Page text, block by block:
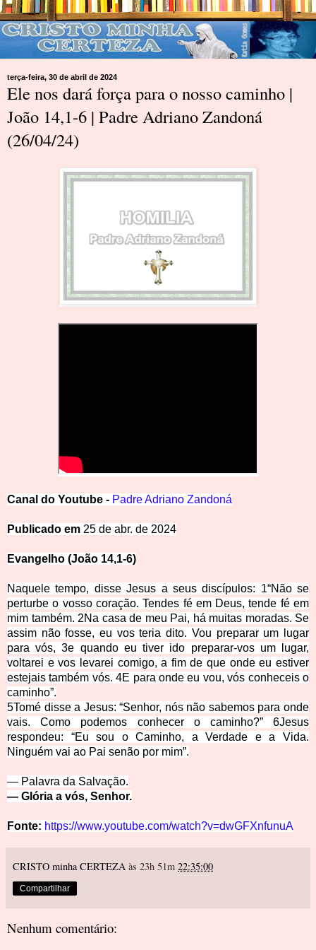
terça-feira, 30 de abril de 2024
Ele nos dará força para o nosso caminho |
João 14,1-6 | Padre Adriano Zandoná
(26/04/24)
Canal do Youtube - Padre Adriano Zandoná
Publicado em 25 de abr. de 2024
Evangelho (João 14,1-6)
Naquele tempo, disse Jesus a seus discípulos: 1“Não se
perturbe o vosso coração. Tendes fé em Deus, tende fé em
mim também. 2Na casa de meu Pai, há muitas moradas. Se
assim não fosse, eu vos teria dito. Vou preparar um lugar
para vós,3e quando eu tiver ido preparar-vos um lugar,
voltarei e vos levarei comigo, a fim de que onde eu estiver
estejais também vós.4E para onde eu vou, vós conheceis o
caminho”.
5Tomé disse a Jesus: “Senhor, nós não sabemos para onde
vais. Como podemos conhecer o caminho?” 6Jesus
respondeu: “Eu sou o Caminho, a Verdade e a Vida.
Ninguém vai ao Pai senão por mim”.
— Palavra da Salvação.
— Glória a vós, Senhor.
Fonte: https://www.youtube.com/watch?v=dwGFXnfunuA
CRISTO minha CERTEZA às 23h 51m 22:35:00
Compartilhar
Nenhum comentário: